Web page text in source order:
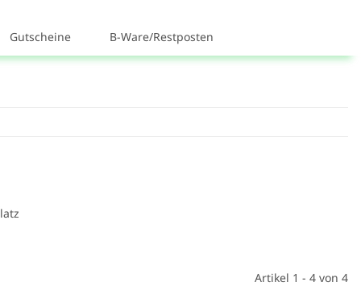
Gutscheine B-Ware/Restposten
Artikel 1 - 4 von 4